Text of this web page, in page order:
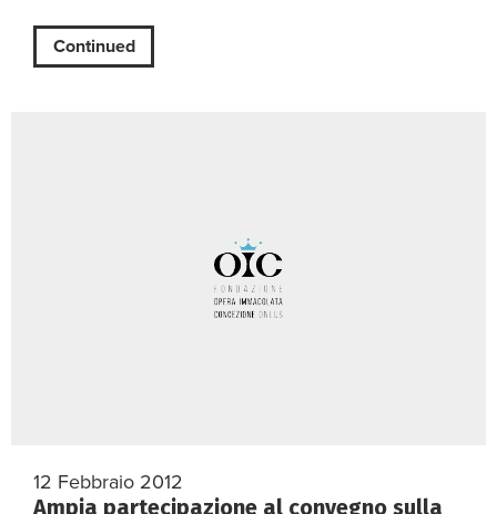
Continued
12 Febbraio 2012
Ampia partecipazione al convegno sulla